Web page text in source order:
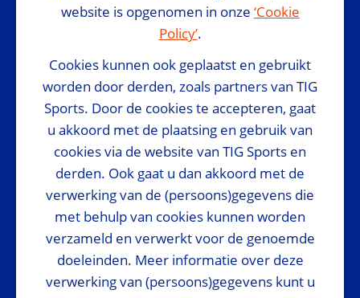
Preferred Suppliers
website is opgenomen in onze ‘Cookie
Policy’.
Cookies kunnen ook geplaatst en gebruikt
worden door derden, zoals partners van TIG
Sports. Door de cookies te accepteren, gaat
u akkoord met de plaatsing en gebruik van
cookies via de website van TIG Sports en
derden. Ook gaat u dan akkoord met de
verwerking van de (persoons)gegevens die
met behulp van cookies kunnen worden
verzameld en verwerkt voor de genoemde
doeleinden. Meer informatie over deze
verwerking van (persoons)gegevens kunt u